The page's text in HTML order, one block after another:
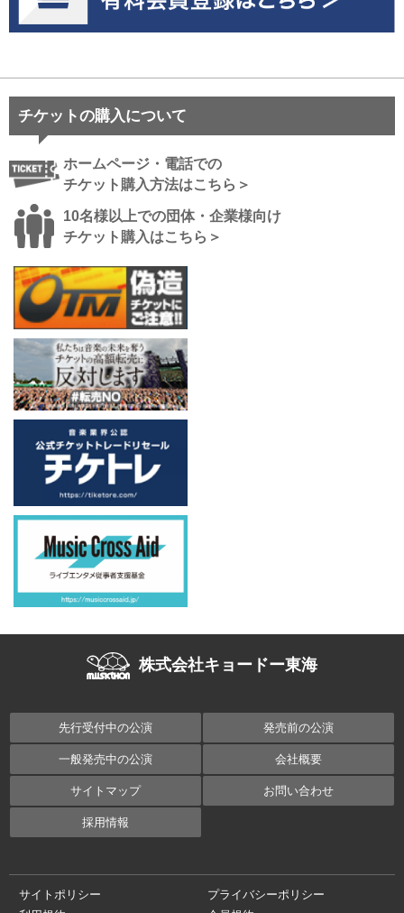
チケットの購入について
ホームページ・電話での
チケット購入方法はこちら＞
10名様以上での団体・企業様向け
チケット購入はこちら＞
株式会社キョードー東海
先行受付中の公演 発売前の公演
一般発売中の公演 会社概要
サイトマップ お問い合わせ
採用情報
サイトポリシー
プライバシーポリシー